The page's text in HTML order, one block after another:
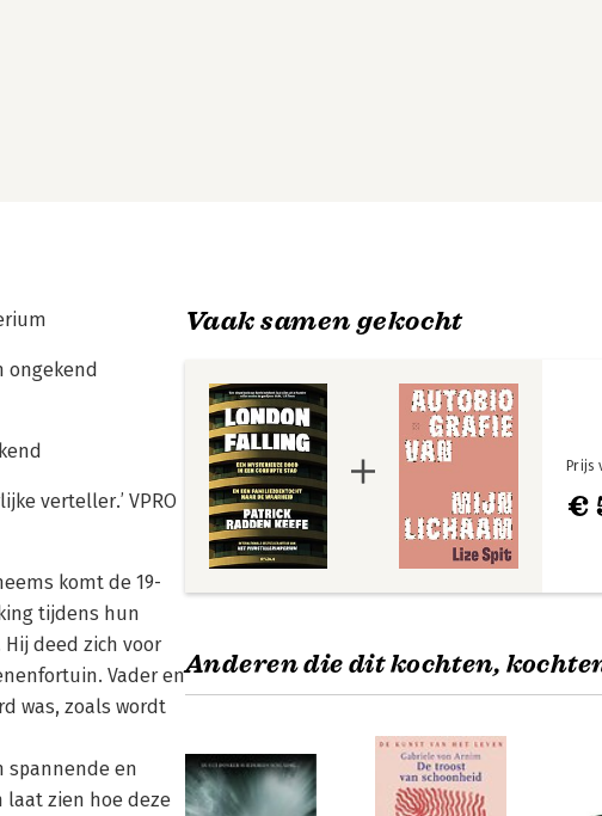
ongekend
verteller.’ VPRO
komt de 19-
tijdens hun
deed zich voor
Vader en
was, zoals wordt
spannende en
laat zien hoe deze
Vaak samen gekocht
€
Prijs
Anderen die dit kochten,